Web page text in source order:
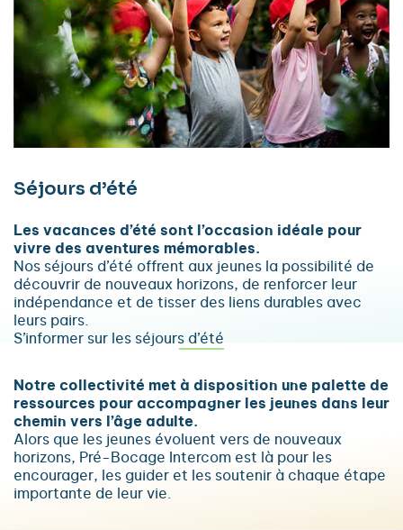
Séjours d’été
Les vacances d’été sont l’occasion idéale pour
vivre des aventures mémorables.
Nos séjours d’été offrent aux jeunes la possibilité de
découvrir de nouveaux horizons, de renforcer leur
indépendance et de tisser des liens durables avec
leurs pairs.
S’informer sur les séjours d’été
Notre collectivité met à disposition une palette de
ressources pour accompagner les jeunes dans leur
chemin vers l’âge adulte.
Alors que les jeunes évoluent vers de nouveaux
horizons, Pré-Bocage Intercom est là pour les
encourager, les guider et les soutenir à chaque étape
importante de leur vie.